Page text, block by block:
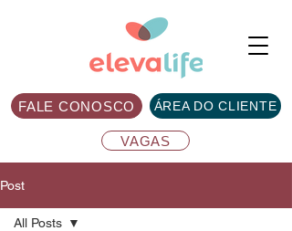
ÁREA DO CLIENTE
VAGAS
FALE CONOSCO
Post
All Posts